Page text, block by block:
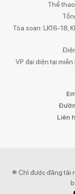
Thể
Tòa soạn: LK16-18,
VP đại diện tại
Liên
® Chỉ được đăng tải